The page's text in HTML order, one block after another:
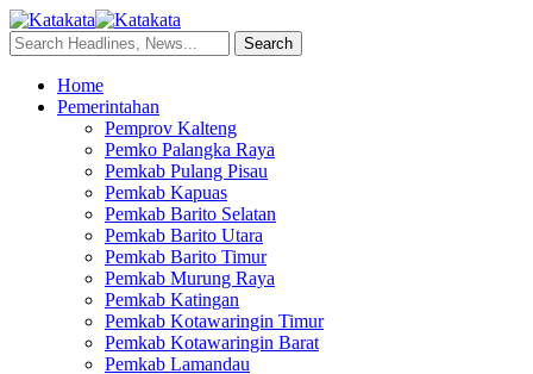
Home
Pemerintahan
Pemprov Kalteng
Pemko Palangka Raya
Pemkab Pulang Pisau
Pemkab Kapuas
Pemkab Barito Selatan
Pemkab Barito Utara
Pemkab Barito Timur
Pemkab Murung Raya
Pemkab Katingan
Pemkab Kotawaringin Timur
Pemkab Kotawaringin Barat
Pemkab Lamandau